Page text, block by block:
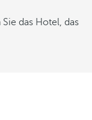
das Hotel, das